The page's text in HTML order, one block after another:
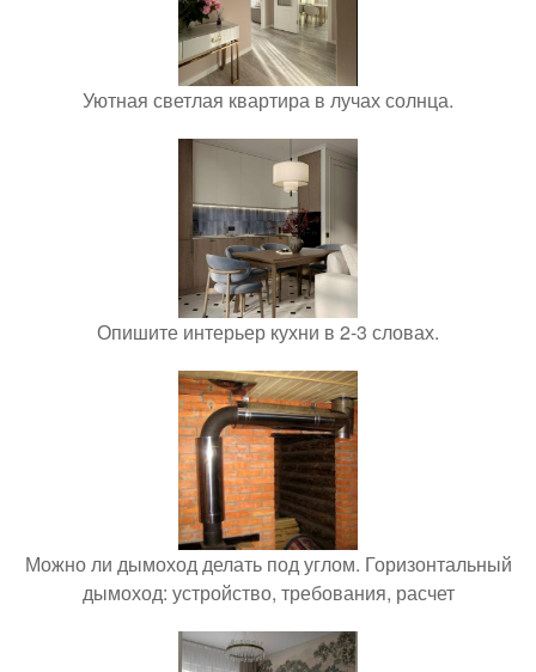
Уютная светлая квартира в лучах солнца.
Опишите интерьер кухни в 2-3 словах.
Можно ли дымоход делать под углом. Горизонтальный
дымоход: устройство, требования, расчет